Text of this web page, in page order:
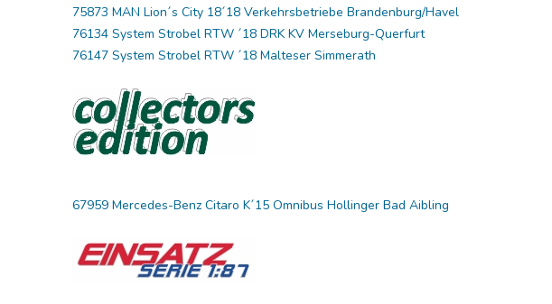
75873 MAN Lion´s City 18´18 Verkehrsbetriebe Brandenburg/Havel
76134 System Strobel RTW ´18 DRK KV Merseburg-Querfurt
76147 System Strobel RTW ´18 Malteser Simmerath
67959 Mercedes-Benz Citaro K´15 Omnibus Hollinger Bad Aibling